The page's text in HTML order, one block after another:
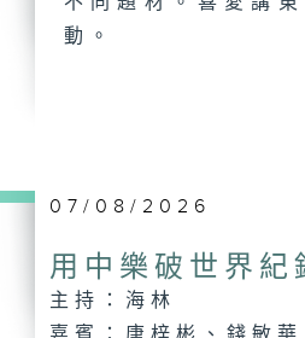
動。
07/08/2026
用中樂破世界紀
主持：海林